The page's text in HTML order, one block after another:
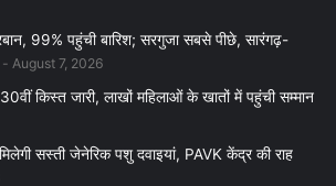
99% पहुंची बारिश; सरगुजा सबसे पीछे, सारंगढ़-
August 7, 2026
किस्त जारी, लाखों महिलाओं के खातों में पहुंची सम्मान
सस्ती जेनेरिक पशु दवाइयां, PAVK केंद्र की राह